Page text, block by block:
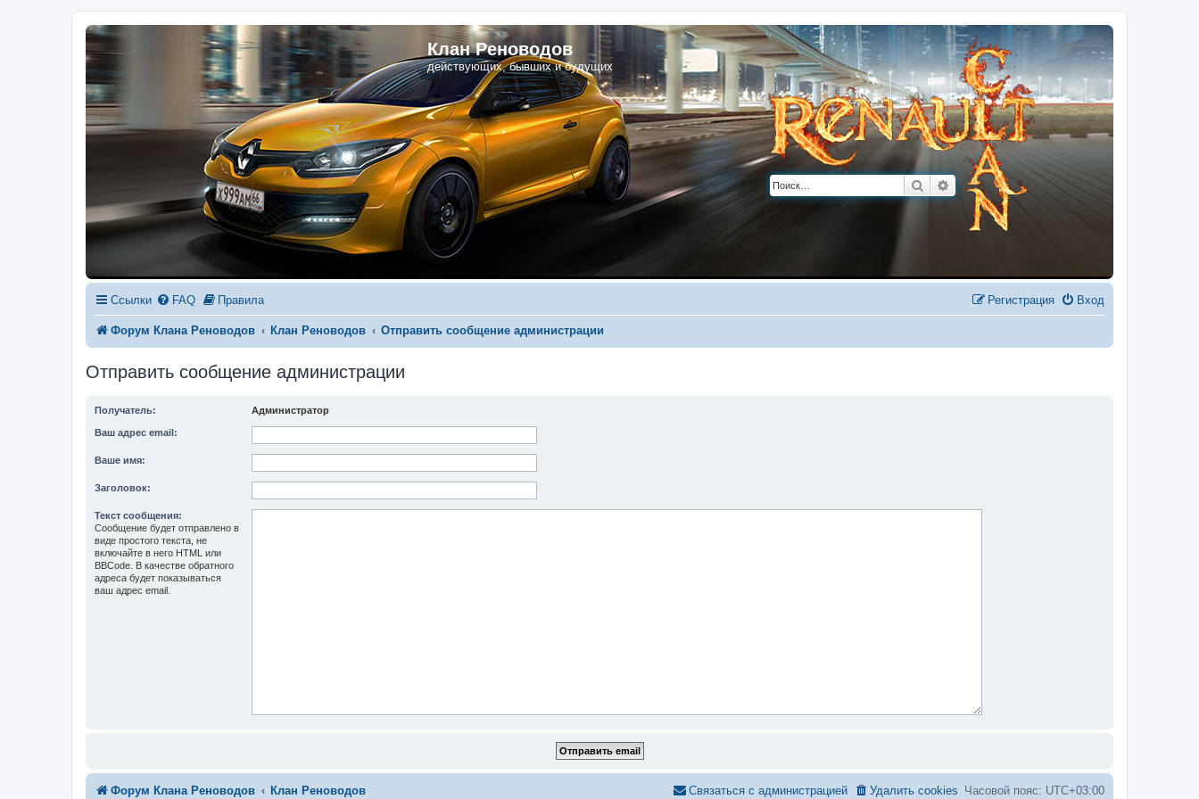
Клан Реноводов
действующих, бывших и будущих
Поиск Расширенный поиск
Ссылки FAQ Правила Вход
Регистрация
Форум Клана Реноводов Клан Реноводов Отправить сообщение администрации
Отправить сообщение администрации
Получатель: Администратор
Ваш адрес email:
Ваше имя:
Заголовок:
Текст сообщения:
Сообщение будет отправлено в
виде простого текста, не
включайте в него HTML или
BBCode. В качестве обратного
адреса будет показываться
ваш адрес email.
Форум Клана Реноводов Клан Реноводов Часовой пояс: UTC+03:00
Удалить cookies
Связаться с администрацией